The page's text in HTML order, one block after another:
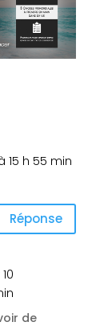
15 h 55 min
Réponse
de